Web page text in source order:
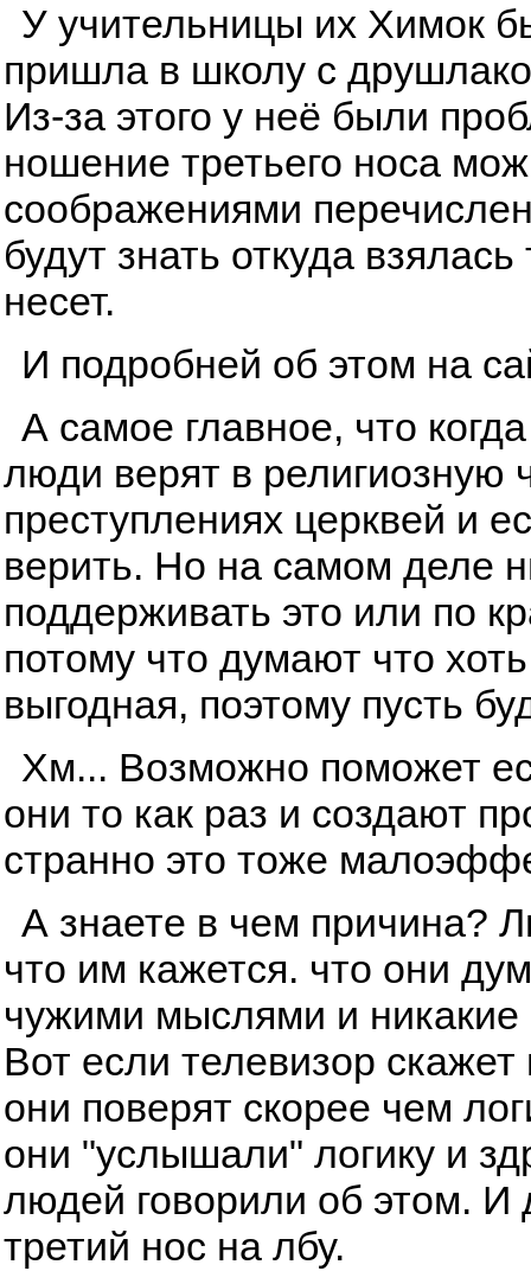
У учительницы их Химок
пришла в школу с
Из-за этого у неё были
ношение третьего носа
соображениями
будут знать откуда
несет.
И подробней об этом на
А самое главное, что
люди верят в религиозную
преступлениях церквей и
верить. Но на самом деле
поддерживать это или по
потому что думают что
выгодная, поэтому пусть
Хм... Возможно поможет
они то как раз и создают
странно это тоже
А знаете в чем причина?
что им кажется. что они
чужими мыслями и никакие
Вот если телевизор скажет
они поверят скорее чем
они "услышали" логику и
людей говорили об этом.
третий нос на лбу.